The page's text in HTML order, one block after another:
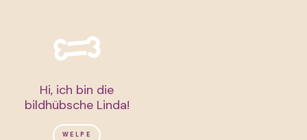
Hi, ich bin die
bildhübsche Linda!
WELPE